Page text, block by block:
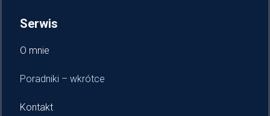
Serwis
O mnie
Poradniki – wkrótce
Kontakt